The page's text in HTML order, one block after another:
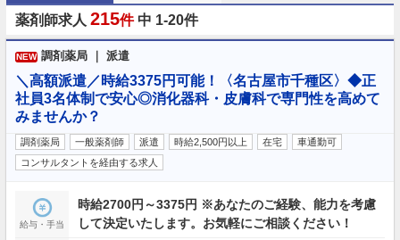
薬剤師求人 215件 中 1-20件
NEW 調剤薬局 ｜ 派遣
＼高額派遣／時給3375円可能！〈名古屋市千種区〉◆正
社員3名体制で安心◎消化器科・皮膚科で専門性を高めて
みませんか？
調剤薬局 一般薬剤師 派遣 時給2,500円以上 在宅
車通勤可
コンサルタントを経由する求人
給与・手当
時給2700円～3375円 ※あなたのご経験、能力を考慮
して決定いたします。お気軽にご相談ください！